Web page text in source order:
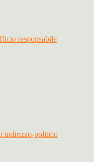
responsabile
indirizzo-politico